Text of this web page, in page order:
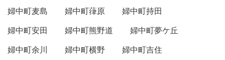
婦中町麦島
婦中町葎原
婦中町持田
婦中町安田
婦中町熊野道
婦中町夢ケ丘
婦中町余川
婦中町横野
婦中町吉住